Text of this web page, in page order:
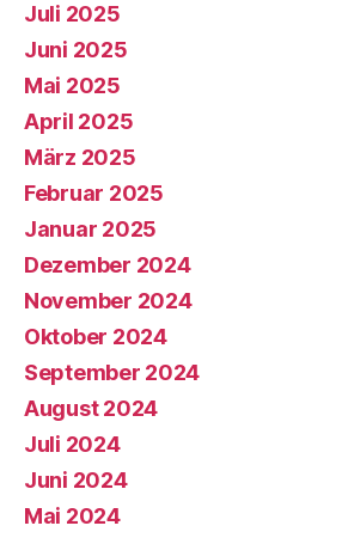
Juli 2025
Juni 2025
Mai 2025
April 2025
März 2025
Februar 2025
Januar 2025
Dezember 2024
November 2024
Oktober 2024
September 2024
August 2024
Juli 2024
Juni 2024
Mai 2024